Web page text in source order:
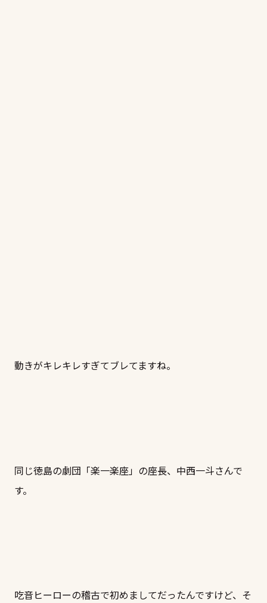
動きがキレキレすぎてブレてますね。
同じ徳島の劇団「楽一楽座」の座長、中西一斗さんで
す。
吃音ヒーローの稽古で初めましてだったんですけど、そ